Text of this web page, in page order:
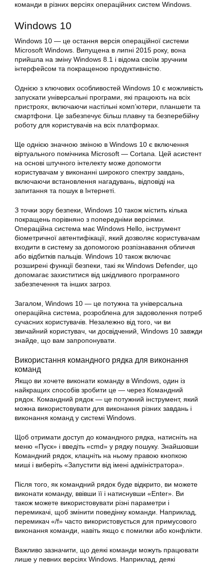
команди в різних версіях операційних систем Windows.
Windows 10
Windows 10 — це остання версія операційної системи
Microsoft Windows. Випущена в липні 2015 року, вона
прийшла на зміну Windows 8.1 і відома своїм зручним
інтерфейсом та покращеною продуктивністю.
Однією з ключових особливостей Windows 10 є можливість
запускати універсальні програми, які працюють на всіх
пристроях, включаючи настільні комп’ютери, планшети та
смартфони. Це забезпечує більш плавну та безперебійну
роботу для користувачів на всіх платформах.
Ще однією значною зміною в Windows 10 є включення
віртуального помічника Microsoft — Cortana. Цей асистент
на основі штучного інтелекту може допомогти
користувачам у виконанні широкого спектру завдань,
включаючи встановлення нагадувань, відповіді на
запитання та пошук в Інтернеті.
З точки зору безпеки, Windows 10 також містить кілька
покращень порівняно з попередніми версіями.
Операційна система має Windows Hello, інструмент
біометричної автентифікації, який дозволяє користувачам
входити в систему за допомогою розпізнавання обличчя
або відбитків пальців. Windows 10 також включає
розширені функції безпеки, такі як Windows Defender, що
допомагає захиститися від шкідливого програмного
забезпечення та інших загроз.
Загалом, Windows 10 — це потужна та універсальна
операційна система, розроблена для задоволення потреб
сучасних користувачів. Незалежно від того, чи ви
звичайний користувач, чи досвідчений, Windows 10 завжди
знайде, що вам запропонувати.
Використання командного рядка для виконання
команд
Якщо ви хочете виконати команду в Windows, один із
найкращих способів зробити це — через Командний
рядок. Командний рядок — це потужний інструмент, який
можна використовувати для виконання різних завдань і
виконання команд у системі Windows.
Щоб отримати доступ до командного рядка, натисніть на
меню «Пуск» і введіть «cmd» у рядку пошуку. Знайшовши
Командний рядок, клацніть на ньому правою кнопкою
миші і виберіть «Запустити від імені адміністратора».
Після того, як командний рядок буде відкрито, ви можете
виконати команду, ввівши її і натиснувши «Enter». Ви
також можете використовувати різні параметри і
перемикачі, щоб змінити поведінку команди. Наприклад,
перемикач «/f» часто використовується для примусового
виконання команди, навіть якщо є помилки або конфлікти.
Важливо зазначити, що деякі команди можуть працювати
лише у певних версіях Windows. Наприклад, деякі